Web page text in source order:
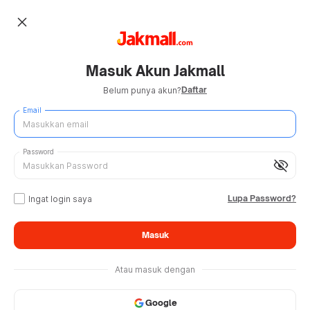
close
Masuk Akun Jakmall
Belum punya akun?Daftar
Email
visibility_off
Password
Ingat login saya Lupa Password?
Masuk
Atau masuk dengan
Google